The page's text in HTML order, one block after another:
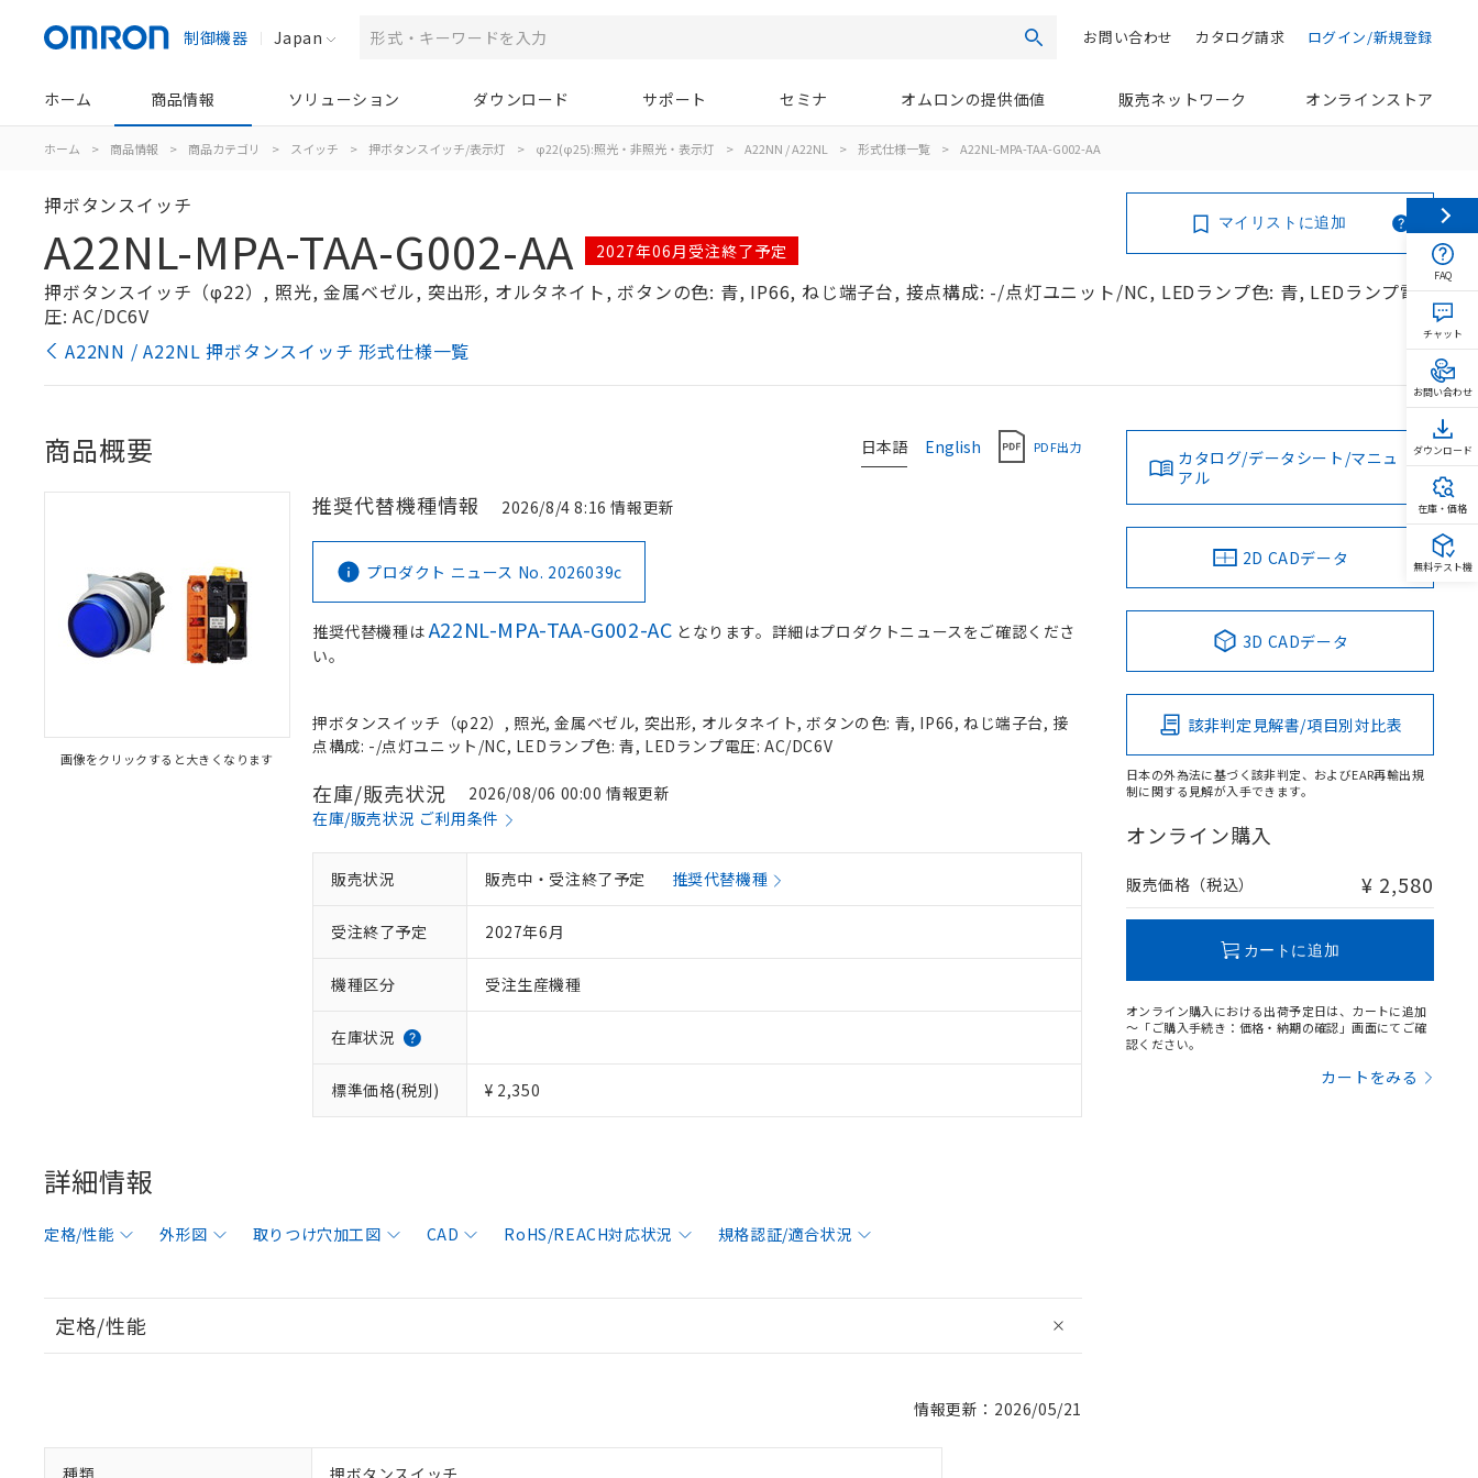
制御機器 Japan 検索 ログイン/新規登録
カタログ請求
お問い合わせ
ホーム 商品情報 ソリューション ダウンロード サポート セミナ オムロンの提供価値 販売ネットワーク オンラインストア
ホーム > 商品情報 > 商品カテゴリ > スイッチ > 押ボタンスイッチ/表示灯 > φ22(φ25):照光・非照光・表示灯 > A22NN / A22NL > 形式仕様一覧 > A22NL-MPA-TAA-G002-AA
押ボタンスイッチ
A22NL-MPA-TAA-G002-AA 2027年06月受注終了予定
押ボタンスイッチ（φ22）, 照光, 金属ベゼル, 突出形, オルタネイト, ボタンの色: 青, IP66, ねじ端子台, 接点構成: -/点灯ユニット/NC, LEDランプ色: 青, LEDランプ電
圧: AC/DC6V
A22NN / A22NL 押ボタンスイッチ 形式仕様一覧
マイリストに追加
日本語 English PDF出力
商品概要
画像をクリックすると大きくなります
推奨代替機種情報 2026/8/4 8:16 情報更新
プロダクト ニュース No. 2026039c
推奨代替機種はA22NL-MPA-TAA-G002-AC となります。詳細はプロダクトニュースをご確認くださ
い。
押ボタンスイッチ（φ22）, 照光, 金属ベゼル, 突出形, オルタネイト, ボタンの色: 青, IP66, ねじ端子台, 接
点構成: -/点灯ユニット/NC, LEDランプ色: 青, LEDランプ電圧: AC/DC6V
在庫/販売状況
2026/08/06 00:00 情報更新
在庫/販売状況 ご利用条件
販売状況 販売中・受注終了予定 推奨代替機種
受注終了予定 2027年6月
機種区分 受注生産機種
在庫状況
標準価格(税別) ¥ 2,350
詳細情報
定格/性能 外形図 取りつけ穴加工図 CAD RoHS/REACH対応状況 規格認証/適合状況
定格/性能
情報更新：2026/05/21
種類 押ボタンスイッチ
カタログ/データシート/マニュ
アル
2D CADデータ
3D CADデータ
該非判定見解書/項目別対比表
日本の外為法に基づく該非判定、およびEAR再輸出規
制に関する見解が入手できます。
オンライン購入
販売価格（税込） ¥ 2,580
カートに追加
オンライン購入における出荷予定日は、カートに追加
～「ご購入手続き：価格・納期の確認」画面にてご確
認ください。
カートをみる
FAQ
チャット
お問い合わせ
ダウンロード
在庫・価格
無料テスト機